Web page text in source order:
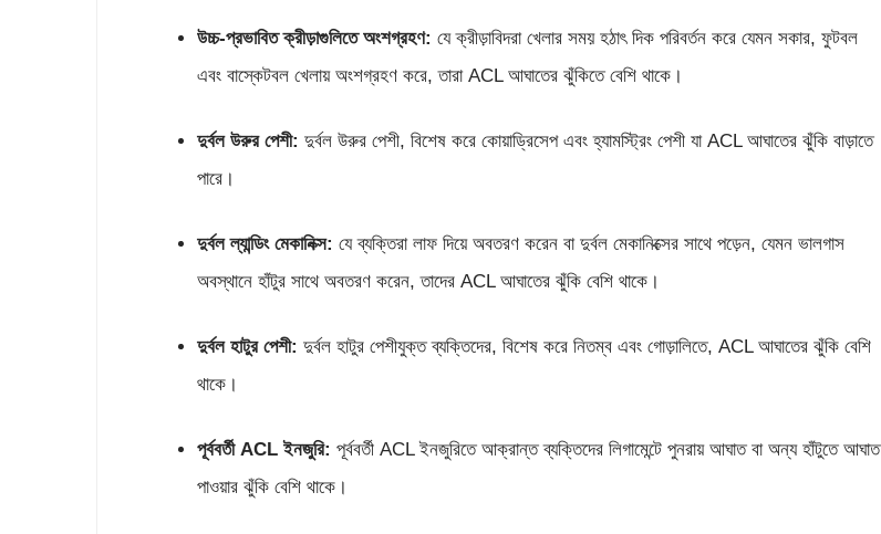
উচ্চ-প্রভাবিত ক্রীড়াগুলিতে অংশগ্রহণ: যে ক্রীড়াবিদরা খেলার সময় হঠাৎ দিক পরিবর্তন করে যেমন সকার, ফুটবল
এবং বাস্কেটবল খেলায় অংশগ্রহণ করে, তারা ACL আঘাতের ঝুঁকিতে বেশি থাকে।
দুর্বল উরুর পেশী: দুর্বল উরুর পেশী, বিশেষ করে কোয়াড্রিসেপ এবং হ্যামস্ট্রিং পেশী যা ACL আঘাতের ঝুঁকি বাড়াতে
পারে।
দুর্বল ল্যান্ডিং মেকানিক্স: যে ব্যক্তিরা লাফ দিয়ে অবতরণ করেন বা দুর্বল মেকানিক্সের সাথে পড়েন, যেমন ভালগাস
অবস্থানে হাঁটুর সাথে অবতরণ করেন, তাদের ACL আঘাতের ঝুঁকি বেশি থাকে।
দুর্বল হাটুর পেশী: দুর্বল হাটুর পেশীযুক্ত ব্যক্তিদের, বিশেষ করে নিতম্ব এবং গোড়ালিতে, ACL আঘাতের ঝুঁকি বেশি
থাকে।
পূর্ববর্তী ACL ইনজুরি: পূর্ববর্তী ACL ইনজুরিতে আক্রান্ত ব্যক্তিদের লিগামেন্টে পুনরায় আঘাত বা অন্য হাঁটুতে আঘাত
পাওয়ার ঝুঁকি বেশি থাকে।